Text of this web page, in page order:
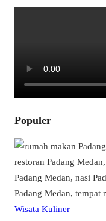
Populer
Wisata Kuliner